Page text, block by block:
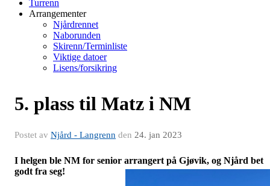
Turrenn
Arrangementer
Njårdrennet
Naborunden
Skirenn/Terminliste
Viktige datoer
Lisens/forsikring
5. plass til Matz i NM
Postet av Njård - Langrenn den 24. jan 2023
I helgen ble NM for senior arrangert på Gjøvik, og Njård bet
godt fra seg!